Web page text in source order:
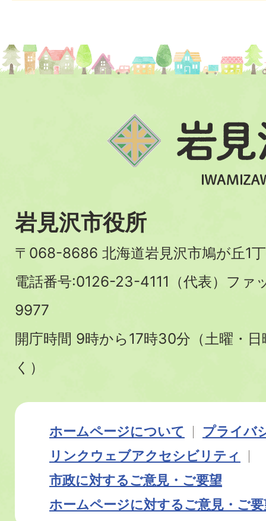
岩見沢市役所
〒068-8686 北海道岩見沢市鳩が丘1
電話番号:0126-23-4111（代表）フ
9977
開庁時間 9時から17時30分（土曜・
く）
ホームページについて
プライバ
リンク ウェブアクセシビリティ
市政に対するご意見・ご要望
ホームページに対するご意見・ご